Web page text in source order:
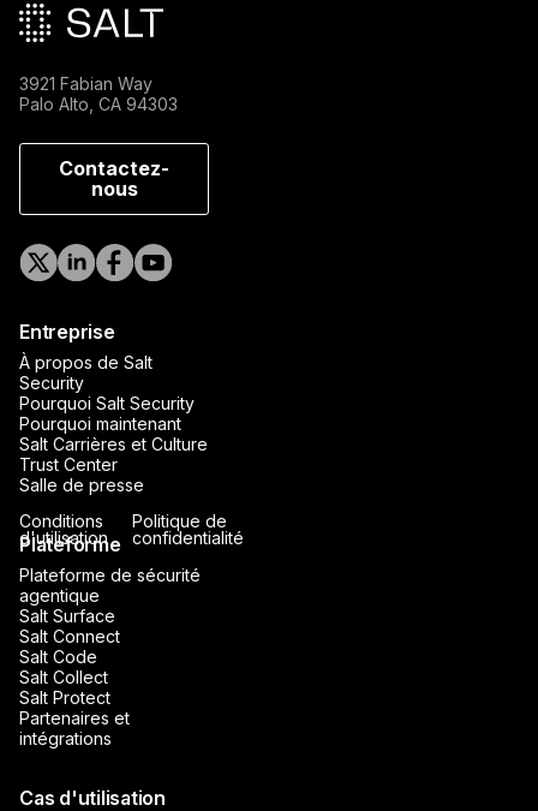
3921 Fabian Way
Palo Alto, CA 94303
Contactez-
nous
Entreprise
À propos de Salt
Security
Pourquoi Salt Security
Pourquoi maintenant
Salt Carrières et Culture
Trust Center
Salle de presse
Plateforme
Plateforme de sécurité
agentique
Salt Surface
Salt Connect
Salt Code
Salt Collect
Salt Protect
Partenaires et
intégrations
Cas d'utilisation
Conditions
d'utilisation
Politique de
confidentialité